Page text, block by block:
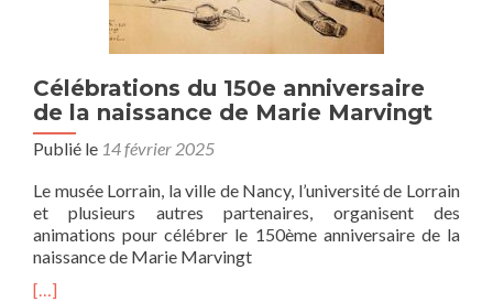
Célébrations du 150e anniversaire
de la naissance de Marie Marvingt
Publié le 14 février 2025
Le musée Lorrain, la ville de Nancy, l’université de Lorrain
et plusieurs autres partenaires, organisent des
animations pour célébrer le 150ème anniversaire de la
naissance de Marie Marvingt
[…]